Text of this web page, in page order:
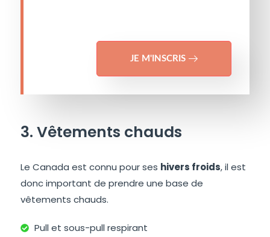
JE M'INSCRIS
3. Vêtements chauds
Le Canada est connu pour ses hivers froids, il est
donc important de prendre une base de
vêtements chauds.
Pull et sous-pull respirant